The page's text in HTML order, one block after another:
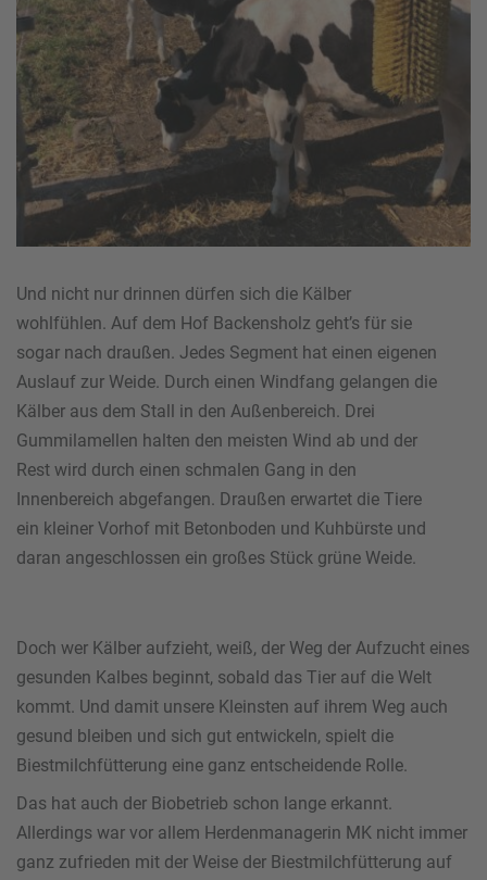
Und nicht nur drinnen dürfen sich die Kälber
wohlfühlen. Auf dem Hof Backensholz geht’s für sie
sogar nach draußen. Jedes Segment hat einen eigenen
Auslauf zur Weide. Durch einen Windfang gelangen die
Kälber aus dem Stall in den Außenbereich. Drei
Gummilamellen halten den meisten Wind ab und der
Rest wird durch einen schmalen Gang in den
Innenbereich abgefangen. Draußen erwartet die Tiere
ein kleiner Vorhof mit Betonboden und Kuhbürste und
daran angeschlossen ein großes Stück grüne Weide.
Doch wer Kälber aufzieht, weiß, der Weg der Aufzucht eines
gesunden Kalbes beginnt, sobald das Tier auf die Welt
kommt. Und damit unsere Kleinsten auf ihrem Weg auch
gesund bleiben und sich gut entwickeln, spielt die
Biestmilchfütterung eine ganz entscheidende Rolle.
Das hat auch der Biobetrieb schon lange erkannt.
Allerdings war vor allem Herdenmanagerin MK nicht immer
ganz zufrieden mit der Weise der Biestmilchfütterung auf